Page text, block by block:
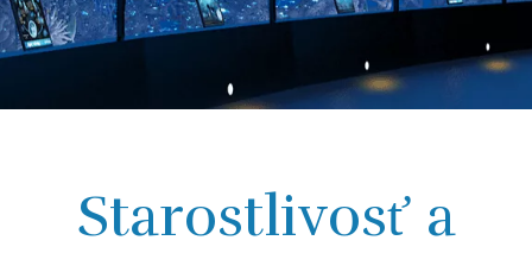
Starostlivosť a